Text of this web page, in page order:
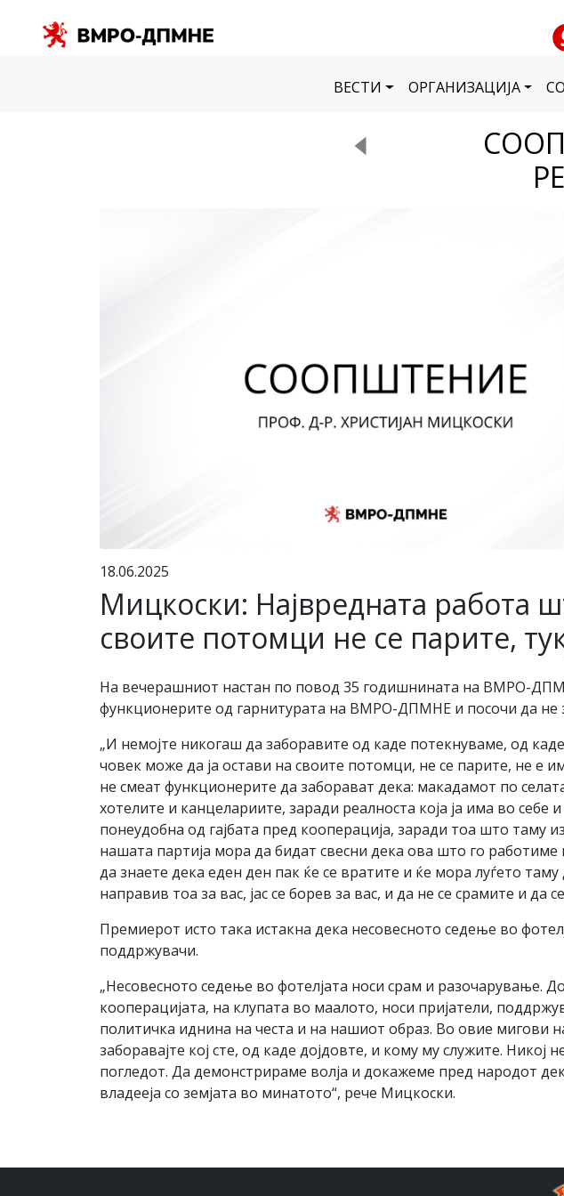
ВЕСТИ ОРГАНИЗАЦИЈА
18.06.2025
Мицкоски: Највредната работа
своите потомци не се парите,
На вечерашниот настан по повод 35 годишнината на ВМРО-
функционерите од гарнитурата на ВМРО-ДПМНЕ и посочи да не
„И немојте никогаш да заборавите од каде потекнуваме, од
човек може да ја остави на своите потомци, не се парите, не е
не смеат функционерите да заборават дека: макадамот по
хотелите и канцелариите, заради реалноста која ја има во себе
понеудобна од гајбата пред кооперација, заради тоа што таму
нашата партија мора да бидат свесни дека ова што го
да знаете дека еден ден пак ќе се вратите и ќе мора луѓето
направив тоа за вас, јас се борев за вас, и да не се срамите и
Премиерот исто така истакна дека несовесното седење во
поддржувачи.
„Несовесното седење во фотелјата носи срам и разочарување.
кооперацијата, на клупата во маалото, носи пријатели,
политичка иднина на честа и на нашиот образ. Во овие
заборавајте кој сте, од каде дојдовте, и кому му служите.
погледот. Да демонстрираме волја и докажеме пред народот
владееја со земјата во минатото“, рече Мицкоски.